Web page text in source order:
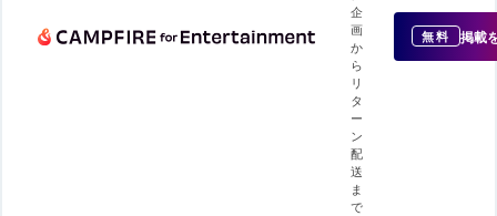
企
画
か
ら
リ
タ
ー
ン
配
送
ま
で
無料 掲載